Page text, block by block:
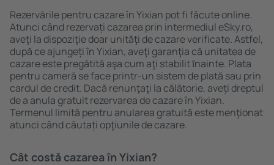
Rezervările pentru cazare în Yixian pot fi făcute online.
Atunci când rezervați cazarea prin intermediul eSky.ro,
aveţi la dispoziţie doar unităţi de cazare verificate. Astfel,
după ce ajungeți în Yixian, aveţi garanţia că unitatea de
cazare este pregătită aşa cum aţi stabilit ȋnainte. Plata
pentru cameră se face printr-un sistem de plată sau prin
cardul de credit. Dacă renunţaţi la călătorie, aveți dreptul
de a anula gratuit rezervarea de cazare în Yixian.
Termenul limită pentru anularea gratuită este menţionat
atunci când căutați opţiunile de cazare.
Cât costă cazarea în Yixian?